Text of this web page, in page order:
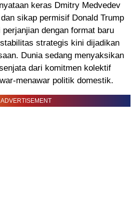
keras Dmitry Medvedev
sikap permisif Donald Trump
dengan format baru
strategis kini dijadikan
Dunia sedang menyaksikan
dari komitmen kolektif
menawar politik domestik.
ADVERTISEMENT